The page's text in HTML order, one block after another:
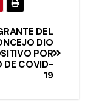
DEL
DIO
POR
DE COVID-
19